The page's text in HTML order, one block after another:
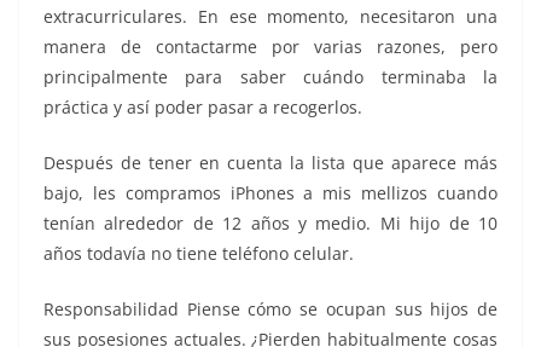
extracurriculares. En ese momento, necesitaron una
manera de contactarme por varias razones, pero
principalmente para saber cuándo terminaba la
práctica y así poder pasar a recogerlos.
Después de tener en cuenta la lista que aparece más
bajo, les compramos iPhones a mis mellizos cuando
tenían alrededor de 12 años y medio. Mi hijo de 10
años todavía no tiene teléfono celular.
Responsabilidad Piense cómo se ocupan sus hijos de
sus posesiones actuales. ¿Pierden habitualmente cosas